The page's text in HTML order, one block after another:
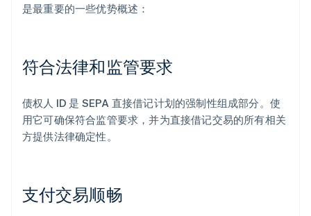
是最重要的一些优势概述：
符合法律和监管要求
债权人 ID 是 SEPA 直接借记计划的强制性组成部分。使
用它可确保符合监管要求，并为直接借记交易的所有相关
方提供法律确定性。
支付交易顺畅